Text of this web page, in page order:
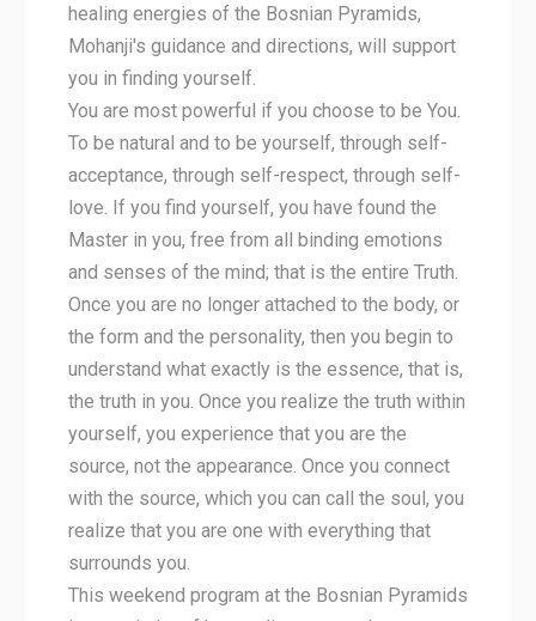
healing energies of the Bosnian Pyramids,
Mohanji's guidance and directions, will support
you in finding yourself.
You are most powerful if you choose to be You.
To be natural and to be yourself, through self-
acceptance, through self-respect, through self-
love. If you find yourself, you have found the
Master in you, free from all binding emotions
and senses of the mind; that is the entire Truth.
Once you are no longer attached to the body, or
the form and the personality, then you begin to
understand what exactly is the essence, that is,
the truth in you. Once you realize the truth within
yourself, you experience that you are the
source, not the appearance. Once you connect
with the source, which you can call the soul, you
realize that you are one with everything that
surrounds you.
This weekend program at the Bosnian Pyramids